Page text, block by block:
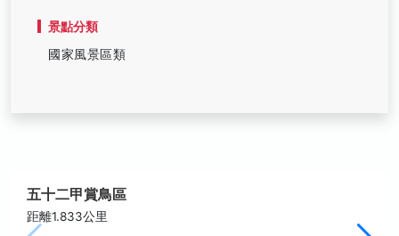
景點分類
國家風景區類
五十二甲賞鳥區
距離1.833公里